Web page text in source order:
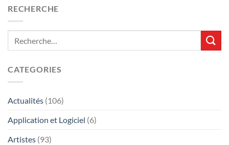
RECHERCHE
CATEGORIES
Actualités (106)
Application et Logiciel (6)
Artistes (93)